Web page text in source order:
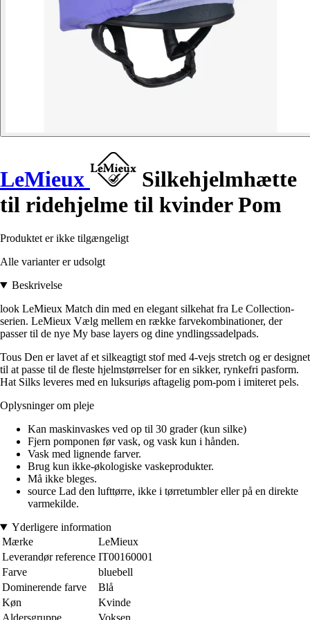
LeMieux
Silkehjelmhætte
til ridehjelme til kvinder Pom
Produktet er ikke tilgængeligt
Alle varianter er udsolgt
Beskrivelse
look LeMieux Match din med en elegant silkehat fra Le Collection-
serien. LeMieux Vælg mellem en række farvekombinationer, der
passer til de nye My base layers og dine yndlingssadelpads.
Tous Den er lavet af et silkeagtigt stof med 4-vejs stretch og er designet
til at passe til de fleste hjelmstørrelser for en sikker, rynkefri pasform.
Hat Silks leveres med en luksuriøs aftagelig pom-pom i imiteret pels.
Oplysninger om pleje
Kan maskinvaskes ved op til 30 grader (kun silke)
Fjern pomponen før vask, og vask kun i hånden.
Vask med lignende farver.
Brug kun ikke-økologiske vaskeprodukter.
Må ikke bleges.
source Lad den lufttørre, ikke i tørretumbler eller på en direkte
varmekilde.
Yderligere information
Mærke
LeMieux
Leverandør reference IT00160001
Farve
bluebell
Dominerende farve
Blå
Køn
Kvinde